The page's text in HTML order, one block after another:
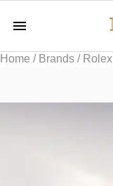
Home / Brands / Rolex